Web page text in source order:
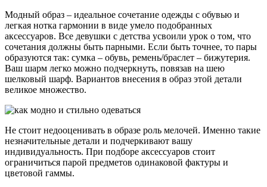
Модный образ – идеальное сочетание одежды с обувью и
легкая нотка гармонии в виде умело подобранных
аксессуаров. Все девушки с детства усвоили урок о том, что
сочетания должны быть парными. Если быть точнее, то пары
образуются так: сумка – обувь, ремень/браслет – бижутерия.
Ваш шарм легко можно подчеркнуть, повязав на шею
шелковый шарф. Вариантов внесения в образ этой детали
великое множество.
Не стоит недооценивать в образе роль мелочей. Именно такие
незначительные детали и подчеркивают вашу
индивидуальность. При подборе аксессуаров стоит
ограничиться парой предметов одинаковой фактуры и
цветовой гаммы.